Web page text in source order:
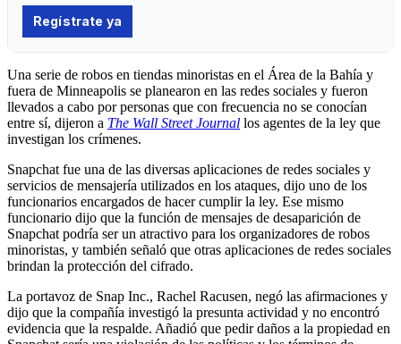
Una serie de robos en tiendas minoristas en el Área de la Bahía y
fuera de Minneapolis se planearon en las redes sociales y fueron
llevados a cabo por personas que con frecuencia no se conocían
entre sí, dijeron a The Wall Street Journal los agentes de la ley que
investigan los crímenes.
Snapchat fue una de las diversas aplicaciones de redes sociales y
servicios de mensajería utilizados en los ataques, dijo uno de los
funcionarios encargados de hacer cumplir la ley. Ese mismo
funcionario dijo que la función de mensajes de desaparición de
Snapchat podría ser un atractivo para los organizadores de robos
minoristas, y también señaló que otras aplicaciones de redes sociales
brindan la protección del cifrado.
La portavoz de Snap Inc., Rachel Racusen, negó las afirmaciones y
dijo que la compañía investigó la presunta actividad y no encontró
evidencia que la respalde. Añadió que pedir daños a la propiedad en